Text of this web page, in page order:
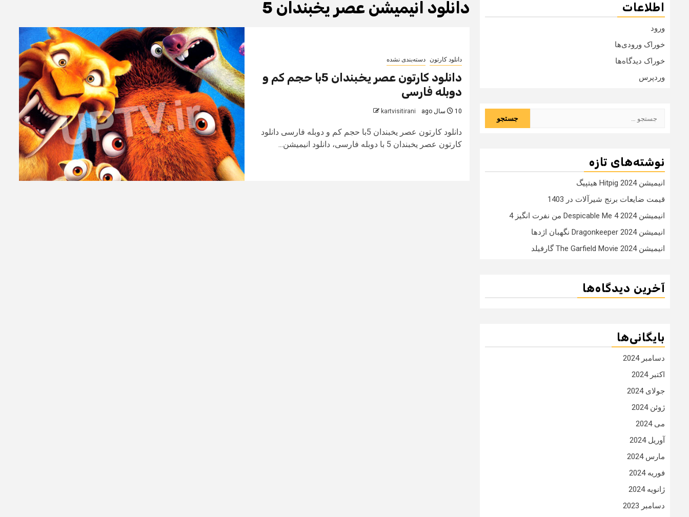
دانلود انیمیشن عصر یخبندان 5
دانلود کارتون دسته‌بندی نشده
دانلود کارتون عصر یخبندان 5با حجم کم و
دوبله فارسی
10 سال ago kartvisitirani
دانلود کارتون عصر یخبندان 5با حجم کم و دوبله فارسی دانلود
کارتون عصر یخبندان 5 با دوبله فارسی، دانلود انیمیشن...
اطلاعات
ورود
خوراک ورودی‌ها
خوراک دیدگاه‌ها
وردپرس
نوشته‌های تازه
انیمیشن Hitpig 2024 هیتپیگ
قیمت ضایعات برنج شیرآلات در 1403
انیمیشن Despicable Me 4 2024 من نفرت انگیز 4
انیمیشن Dragonkeeper 2024 نگهبان اژدها
انیمیشن The Garfield Movie 2024 گارفیلد
آخرین دیدگاه‌ها
بایگانی‌ها
دسامبر 2024
اکتبر 2024
جولای 2024
ژوئن 2024
می 2024
آوریل 2024
مارس 2024
فوریه 2024
ژانویه 2024
دسامبر 2023